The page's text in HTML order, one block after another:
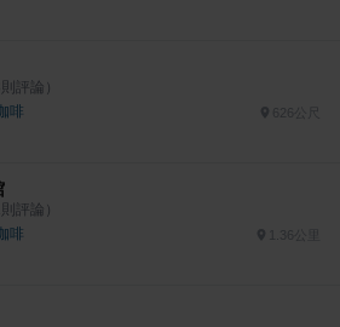
則評論）
啡
則評論）
啡